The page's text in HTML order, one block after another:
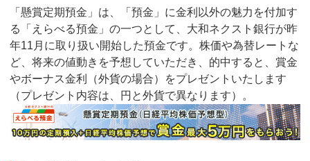
「懸賞定期預金」は、「預金」に金利以外の魅力を付加す
る「えらべる預金」の一つとして、大和ネクスト銀行が昨
年11月に取り扱い開始した預金です。株価や為替レートな
ど、将来の値動きを予想していただき、的中すると、賞金
やボーナス金利（外貨の場合）をプレゼントいたします
（プレゼント内容は、円と外貨で異なります）。